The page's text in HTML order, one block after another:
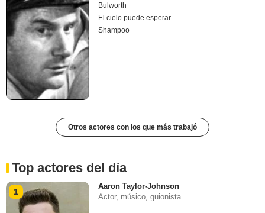
Bulworth
El cielo puede esperar
Shampoo
Otros actores con los que más trabajó
Top actores del día
1
Aaron Taylor-Johnson
Actor, músico, guionista